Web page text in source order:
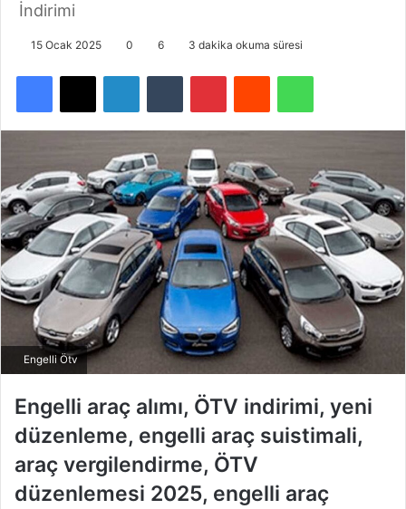
İndirimi
15 Ocak 2025 0 6 3 dakika okuma süresi
Engelli Ötv
Engelli araç alımı, ÖTV indirimi, yeni
düzenleme, engelli araç suistimali,
araç vergilendirme, ÖTV
düzenlemesi 2025, engelli araç